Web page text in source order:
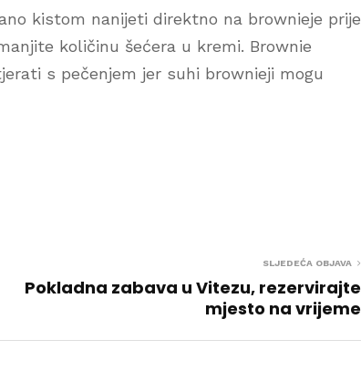
kistom nanijeti direktno na brownieje prije
količinu šećera u kremi. Brownie
s pečenjem jer suhi brownieji mogu
SLJEDEĆA OBJAVA
Pokladna zabava u Vitezu, rezervirajte
mjesto na vrijeme